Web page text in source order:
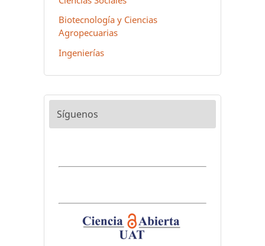
Biotecnología y Ciencias
Agropecuarias
Ingenierías
Síguenos